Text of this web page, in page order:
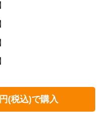
(税込)で購入